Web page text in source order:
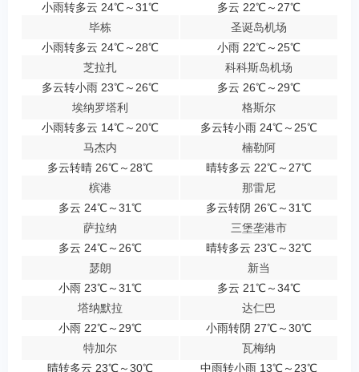
小雨转多云 24℃～31℃
多云 22℃～27℃
毕栋
小雨转多云 24℃～28℃
圣诞岛机场
小雨 22℃～25℃
芝拉扎
多云转小雨 23℃～26℃
科科斯岛机场
多云 26℃～29℃
埃纳罗塔利
小雨转多云 14℃～20℃
格斯尔
多云转小雨 24℃～25℃
马杰内
多云转晴 26℃～28℃
楠勒阿
晴转多云 22℃～27℃
槟港
多云 24℃～31℃
那雷尼
多云转阴 26℃～31℃
萨拉纳
多云 24℃～26℃
三堡垄港市
晴转多云 23℃～32℃
瑟朗
小雨 23℃～31℃
新当
多云 21℃～34℃
塔纳默拉
小雨 22℃～29℃
达仁巴
小雨转阴 27℃～30℃
特加尔
晴转多云 23℃～30℃
瓦梅纳
中雨转小雨 13℃～23℃